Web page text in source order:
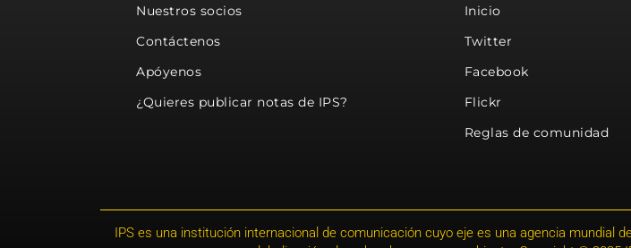
Nuestros socios
Contáctenos
Apóyenos
¿Quieres publicar notas de IPS?
Inicio
Twitter
Facebook
Flickr
Reglas de comunidad
IPS es una institución internacional de comunicación cuyo eje es una agencia mundial